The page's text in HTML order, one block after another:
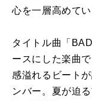
心を一層高めてい
タイトル曲「
ースにした楽曲
感溢れるビート
ンバー。夏が迫